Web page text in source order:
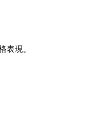
約
品衍生性商品
表現。